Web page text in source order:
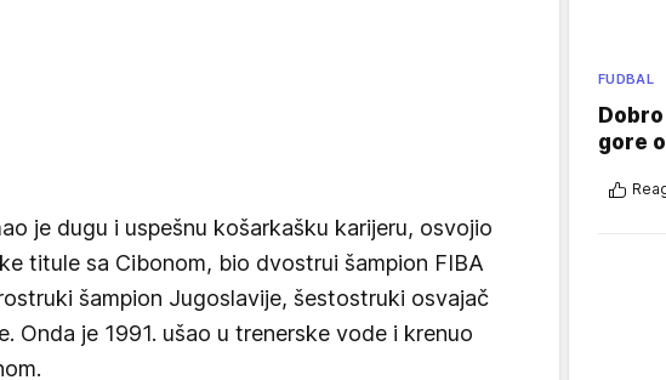
je dugu i uspešnu košarkašku karijeru, osvojio
titule sa Cibonom, bio dvostrui šampion FIBA
šampion Jugoslavije, šestostruki osvajač
Onda je 1991. ušao u trenerske vode i krenuo
FUDBAL
gore